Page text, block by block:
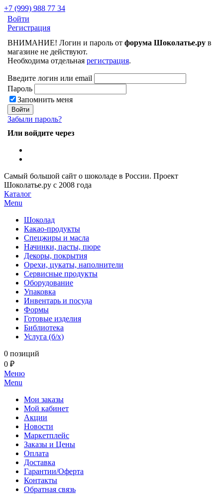
+7 (999) 988 77 34
Войти
Регистрация
ВНИМАНИЕ! Логин и пароль от форума Шоколатье.ру в
магазине не действуют.
Необходима отдельная регистрация.
Введите логин или email
Пароль
Запомнить меня
Забыли пароль?
Или войдите через
Самый большой сайт о шоколаде в России. Проект
Шоколатье.ру с 2008 года
Каталог
Menu
Шоколад
Какао-продукты
Спецжиры и масла
Начинки, пасты, пюре
Декоры, покрытия
Орехи, цукаты, наполнители
Сервисные продукты
Оборудование
Упаковка
Инвентарь и посуда
Формы
Готовые изделия
Библиотека
Услуга (б/х)
0 позиций
0 ₽
Меню
Menu
Мои заказы
Мой кабинет
Акции
Новости
Маркетплейс
Заказы и Цены
Оплата
Доставка
Гарантии/Оферта
Контакты
Обратная связь